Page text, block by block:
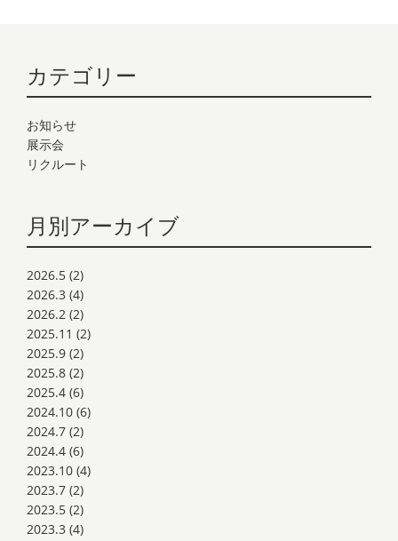
カテゴリー
お知らせ
展示会
リクルート
月別アーカイブ
2026.5 (2)
2026.3 (4)
2026.2 (2)
2025.11 (2)
2025.9 (2)
2025.8 (2)
2025.4 (6)
2024.10 (6)
2024.7 (2)
2024.4 (6)
2023.10 (4)
2023.7 (2)
2023.5 (2)
2023.3 (4)